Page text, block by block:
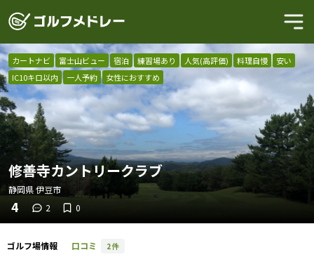
カートナビ 富士山ビュー 宿泊 練習場あり 人気(高評価) 料理自慢
安い
IC10キロ以内
一人予約 女性におすすめ
修善寺カントリークラブ
静岡県伊豆市
4 2 0
ゴルフ場情報 口コミ 2件